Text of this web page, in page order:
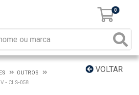
0
VOLTAR
OUTROS
- CLS-058